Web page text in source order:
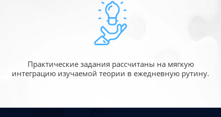
Практические задания рассчитаны на мягкую
интеграцию изучаемой теории в ежедневную рутину.